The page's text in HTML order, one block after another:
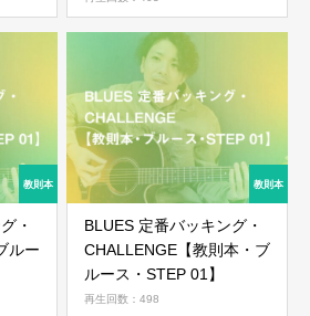
・
ルー
BLUES 定番バッキング・
CHALLENGE【教則本・ブ
ルース・STEP 01】
再生回数：498
ログイン